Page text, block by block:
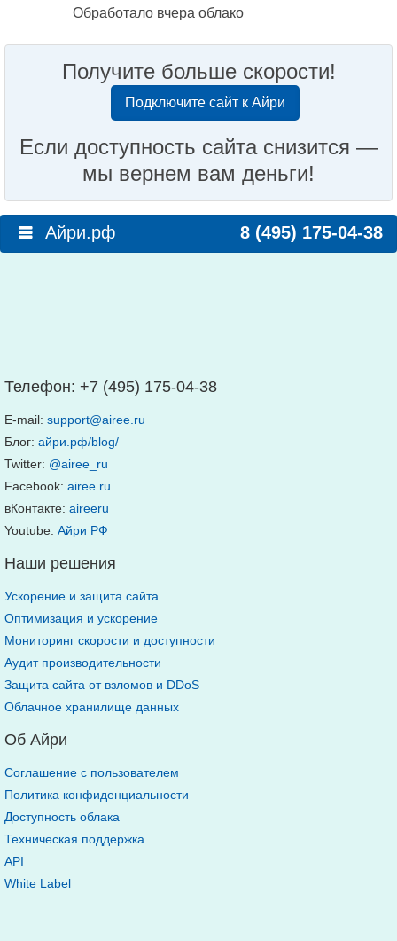
Обработало вчера облако
Получите больше скорости!
Подключите сайт к Айри
Если доступность сайта снизится —
мы вернем вам деньги!
Айри.рф 8 (495) 175-04-38
Телефон: +7 (495) 175-04-38
E-mail: support@airee.ru
Блог: айри.рф/blog/
Twitter: @airee_ru
Facebook: airee.ru
вКонтакте: aireeru
Youtube: Айри РФ
Наши решения
Ускорение и защита сайта
Оптимизация и ускорение
Мониторинг скорости и доступности
Аудит производительности
Защита сайта от взломов и DDoS
Облачное хранилище данных
Об Айри
Соглашение с пользователем
Политика конфиденциальности
Доступность облака
Техническая поддержка
API
White Label